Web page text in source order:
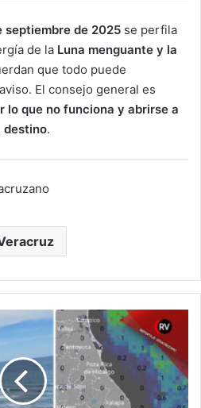
septiembre de 2025 se perfila
de la Luna menguante y la
que todo puede
El consejo general es
lo que no funciona y abrirse a
destino.